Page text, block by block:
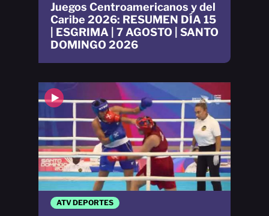
ATV DEPORTES
Juegos Centroamericanos y del
Caribe 2026: RESUMEN DÍA 15
| ESGRIMA | 7 AGOSTO | SANTO
DOMINGO 2026